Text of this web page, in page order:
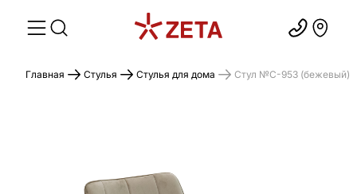
Главная Стулья Стулья для дома Стул №C-953 (бежевый)